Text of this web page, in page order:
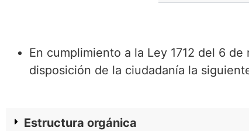
En cumplimiento a la Ley 1712 del 6
disposición de la ciudadanía la
Estructura orgánica